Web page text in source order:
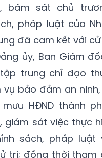
bám sát chủ
pháp luật của
đã cam kết với
ủy, Ban Giám
trung chỉ đạo
vụ bảo đảm an
HĐND thành
giám sát việc thực
sách, pháp luật
tri; đồng thời tham